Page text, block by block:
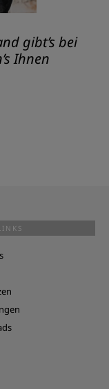
gibt’s bei
Ihnen